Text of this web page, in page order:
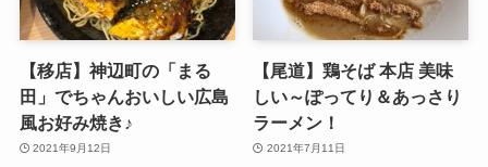
【移店】神辺町の「まる
田」でちゃんおいしい広島
風お好み焼き♪
2021年9月12日
【尾道】鶏そば 本店 美味
しい～ぽってり＆あっさり
ラーメン！
2021年7月11日